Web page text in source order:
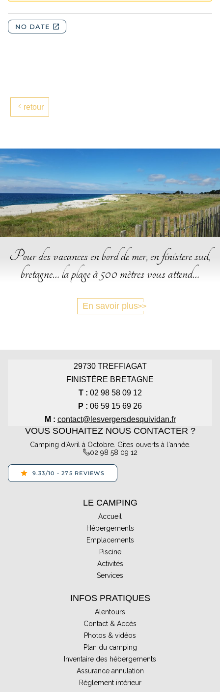
retour
Pour des vacances en bord de mer, en finistere sud,
bretagne… la plage à 500 mètres vous attend…
En savoir plus
29730 TREFFIAGAT
FINISTÈRE BRETAGNE
T : 02 98 58 09 12
P : 06 59 15 69 26
M : contact@lesvergersdesquividan.fr
VOUS SOUHAITEZ NOUS CONTACTER ?
Camping d'Avril à Octobre. Gites ouverts à l'année.
02 98 58 09 12
LE CAMPING
Accueil
Hébergements
Emplacements
Piscine
Activités
Services
INFOS PRATIQUES
Alentours
Contact & Accès
Photos & vidéos
Plan du camping
Inventaire des hébergements
Assurance annulation
Règlement intérieur